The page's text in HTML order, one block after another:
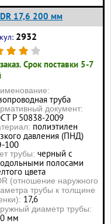
17,6 200 мм
2932
Срок поставки 5-7
труба
документ:
Р 50838-2009
полиэтилен
давления (ПНД)
100
трубы: черный с
полосами
цвета
(отношение наружного
трубы к толщине
17,6
диаметр трубы:
мм